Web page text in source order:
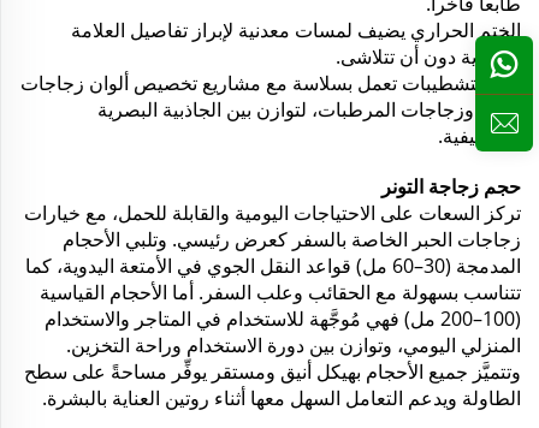
الختم الحراري يضيف لمسات معدنية لإبراز تفاصيل العلامة
التجارية دون أن تتلاشى.
هذه التشطيبات تعمل بسلاسة مع مشاريع تخصيص ألوان زجاجات
التونر وزجاجات المرطبات، لتوازن بين الجاذبية البصرية
والوظيفية.
حجم زجاجة التونر
تركز السعات على الاحتياجات اليومية والقابلة للحمل، مع خيارات
زجاجات الحبر الخاصة بالسفر كعرض رئيسي. وتلبي الأحجام
المدمجة (30–60 مل) قواعد النقل الجوي في الأمتعة اليدوية، كما
تتناسب بسهولة مع الحقائب وعلب السفر. أما الأحجام القياسية
(100–200 مل) فهي مُوجَّهة للاستخدام في المتاجر والاستخدام
المنزلي اليومي، وتوازن بين دورة الاستخدام وراحة التخزين.
وتتميَّز جميع الأحجام بهيكل أنيق ومستقر يوفِّر مساحةً على سطح
الطاولة ويدعم التعامل السهل معها أثناء روتين العناية بالبشرة.